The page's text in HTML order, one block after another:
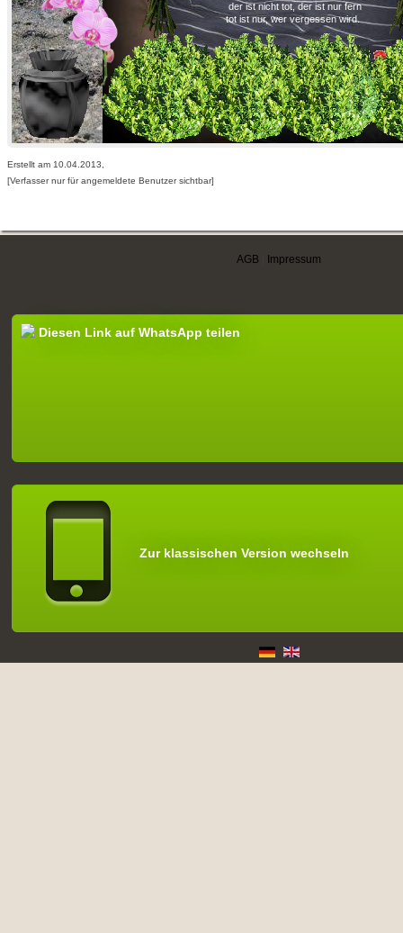
der ist nicht tot, der ist nur fern
tot ist nur, wer vergessen wird.
Erstellt am 10.04.2013,
[Verfasser nur für angemeldete Benutzer sichtbar]
AGB Impressum
Diesen Link auf WhatsApp teilen
Zur klassischen Version wechseln